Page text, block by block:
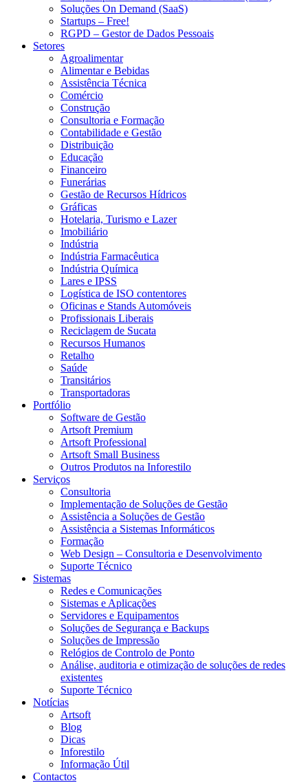
Soluções On Demand (SaaS)
Startups – Free!
RGPD – Gestor de Dados Pessoais
Setores
Agroalimentar
Alimentar e Bebidas
Assistência Técnica
Comércio
Construção
Consultoria e Formação
Contabilidade e Gestão
Distribuição
Educação
Financeiro
Funerárias
Gestão de Recursos Hídricos
Gráficas
Hotelaria, Turismo e Lazer
Imobiliário
Indústria
Indústria Farmacêutica
Indústria Química
Lares e IPSS
Logística de ISO contentores
Oficinas e Stands Automóveis
Profissionais Liberais
Reciclagem de Sucata
Recursos Humanos
Retalho
Saúde
Transitários
Transportadoras
Portfólio
Software de Gestão
Artsoft Premium
Artsoft Professional
Artsoft Small Business
Outros Produtos na Inforestilo
Serviços
Consultoria
Implementação de Soluções de Gestão
Assistência a Soluções de Gestão
Assistência a Sistemas Informáticos
Formação
Web Design – Consultoria e Desenvolvimento
Suporte Técnico
Sistemas
Redes e Comunicações
Sistemas e Aplicações
Servidores e Equipamentos
Soluções de Segurança e Backups
Soluções de Impressão
Relógios de Controlo de Ponto
Análise, auditoria e otimização de soluções de redes
existentes
Suporte Técnico
Notícias
Artsoft
Blog
Dicas
Inforestilo
Informação Útil
Contactos